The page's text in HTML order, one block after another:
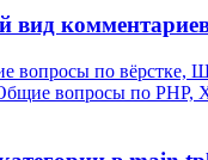
вид
вопросы по вёрстке,
вопросы по PHP,